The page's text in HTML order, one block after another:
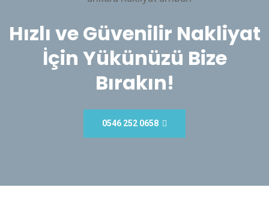
Hızlı ve Güvenilir Nakliyat
İçin Yükünüzü Bize
Bırakın!
0546 252 0658